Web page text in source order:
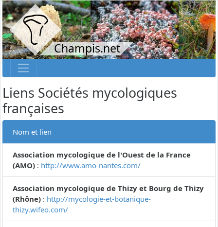
Champis.net
Liens Sociétés mycologiques
françaises
Nom et lien
Association mycologique de l'Ouest de la France
(AMO) : http://www.amo-nantes.com/
Association mycologique de Thizy et Bourg de Thizy
(Rhône) : http://mycologie-et-botanique-
thizy.wifeo.com/